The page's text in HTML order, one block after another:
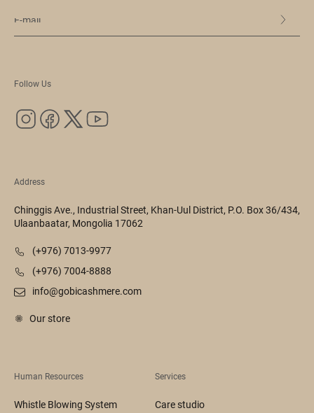
Address
Chinggis Ave., Industrial Street, Khan-Uul District, P.O. Box 36/434,
Ulaanbaatar, Mongolia 17062
(+976) 7013-9977
(+976) 7004-8888
info@gobicashmere.com
Our store
Human Resources
Whistle Blowing System
Services
Care studio
Follow Us